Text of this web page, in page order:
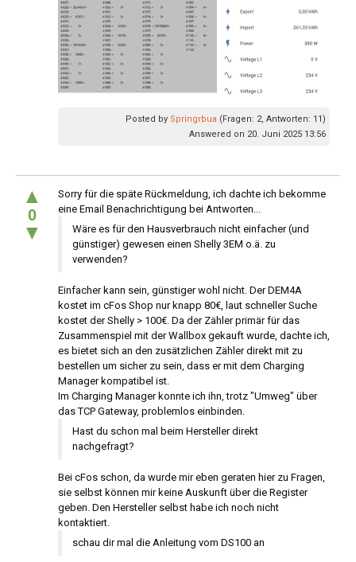
Posted by Springrbua (Fragen: 2, Antworten: 11)
Answered on 20. Juni 2025 13:56
▲
0
▼
Sorry für die späte Rückmeldung, ich dachte ich bekomme
eine Email Benachrichtigung bei Antworten...
Wäre es für den Hausverbrauch nicht einfacher (und
günstiger) gewesen einen Shelly 3EM o.ä. zu
verwenden?
Einfacher kann sein, günstiger wohl nicht. Der DEM4A
kostet im cFos Shop nur knapp 80€, laut schneller Suche
kostet der Shelly > 100€. Da der Zähler primär für das
Zusammenspiel mit der Wallbox gekauft wurde, dachte ich,
es bietet sich an den zusätzlichen Zähler direkt mit zu
bestellen um sicher zu sein, dass er mit dem Charging
Manager kompatibel ist.
Im Charging Manager konnte ich ihn, trotz "Umweg" über
das TCP Gateway, problemlos einbinden.
Hast du schon mal beim Hersteller direkt
nachgefragt?
Bei cFos schon, da wurde mir eben geraten hier zu Fragen,
sie selbst können mir keine Auskunft über die Register
geben. Den Hersteller selbst habe ich noch nicht
kontaktiert.
schau dir mal die Anleitung vom DS100 an